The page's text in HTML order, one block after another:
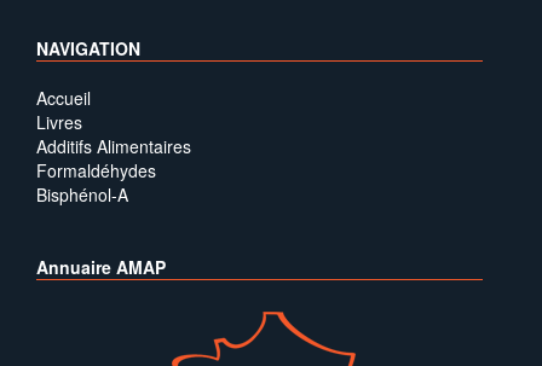
NAVIGATION
Accueil
Livres
Additifs Alimentaires
Formaldéhydes
Bisphénol-A
Annuaire AMAP